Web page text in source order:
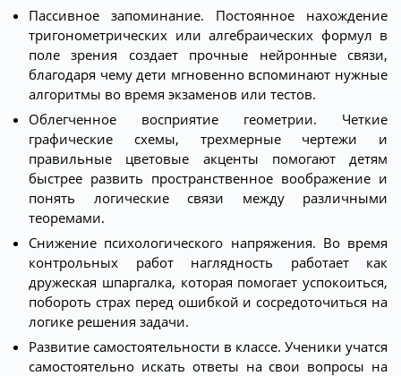
Пассивное запоминание. Постоянное нахождение
тригонометрических или алгебраических формул в
поле зрения создает прочные нейронные связи,
благодаря чему дети мгновенно вспоминают нужные
алгоритмы во время экзаменов или тестов.
Облегченное восприятие геометрии. Четкие
графические схемы, трехмерные чертежи и
правильные цветовые акценты помогают детям
быстрее развить пространственное воображение и
понять логические связи между различными
теоремами.
Снижение психологического напряжения. Во время
контрольных работ наглядность работает как
дружеская шпаргалка, которая помогает успокоиться,
побороть страх перед ошибкой и сосредоточиться на
логике решения задачи.
Развитие самостоятельности в классе. Ученики учатся
самостоятельно искать ответы на свои вопросы на